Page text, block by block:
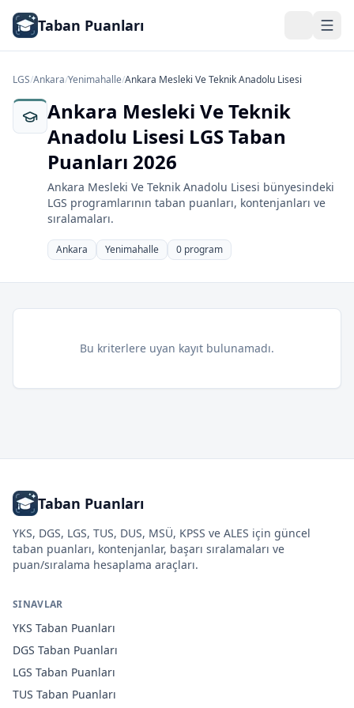
Taban Puanları
LGS/Ankara/Yenimahalle/Ankara Mesleki Ve Teknik Anadolu Lisesi
Ankara Mesleki Ve Teknik
Anadolu Lisesi LGS Taban
Puanları 2026
Ankara Mesleki Ve Teknik Anadolu Lisesi bünyesindeki
LGS programlarının taban puanları, kontenjanları ve
sıralamaları.
Ankara Yenimahalle 0 program
Bu kriterlere uyan kayıt bulunamadı.
Taban Puanları
YKS, DGS, LGS, TUS, DUS, MSÜ, KPSS ve ALES için güncel
taban puanları, kontenjanlar, başarı sıralamaları ve
puan/sıralama hesaplama araçları.
SINAVLAR
YKS Taban Puanları
DGS Taban Puanları
LGS Taban Puanları
TUS Taban Puanları